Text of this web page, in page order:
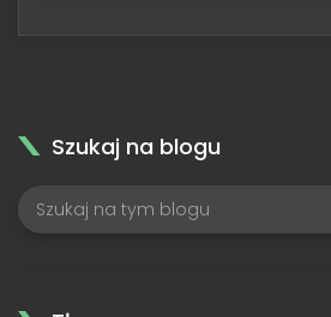
Szukaj na blogu